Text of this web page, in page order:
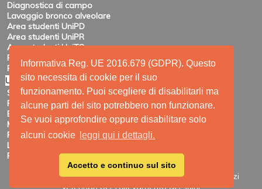
Informativa Reg. UE 2016.679 (GDPR). Questo
sito necessita di cookie per il suo
funzionamento. Puoi scegliere di disabilitarli ma
alcune parti del sito potrebbero non funzionare.
Se vuoi approfondire oppure disabilitare solo
alcuni cookie
leggi qui i dettagli.
Accetto e continuo sul sito
Diagnostica di campo
Lavaggio bronco alveolare
Area studenti UniPD
Area studenti UniPR
Area studenti UniTO
Recensioni di eventi
Pubblicazioni e ricerca
Utility
Siti amici
Ricerca
Elenco feed
Mappa del sito
Registrazione
Login
Privacy
|Printable View| © 2009 - 2026 SUIVET-Servizi